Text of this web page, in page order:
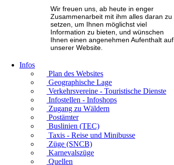
Wir freuen uns, ab heute in enger
Zusammenarbeit mit ihm alles daran zu
setzen, um Ihnen möglichst viel
Information zu bieten, und wünschen
Ihnen einen angenehmen Aufenthalt auf
unserer Website.
Infos
Plan des Websites
Geographische Lage
Verkehrsvereine - Touristische Dienste
Infostellen - Infoshops
Zugang zu Wäldern
Postämter
Buslinien (TEC)
Taxis - Reise und Minibusse
Züge (SNCB)
Karnevalszüge
Quellen